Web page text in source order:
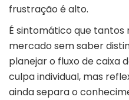
frustração é alto.
É sintomático que tantos
mercado sem saber
planejar o fluxo de caixa
culpa individual, mas
ainda separa o